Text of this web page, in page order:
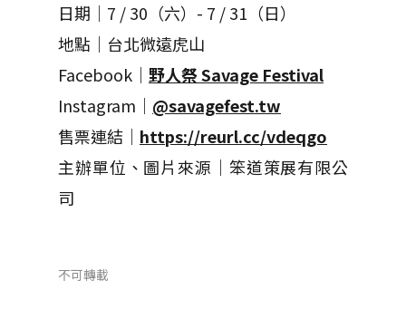
日期｜7 / 30（六）- 7 / 31（日）
地點｜台北微遠虎山
Facebook｜ 野人祭 Savage Festival
Instagram｜ @savagefest.tw
售票連結｜ https://reurl.cc/vdeqgo
主辦單位、圖片來源｜笨道策展有限公
司
不可轉載